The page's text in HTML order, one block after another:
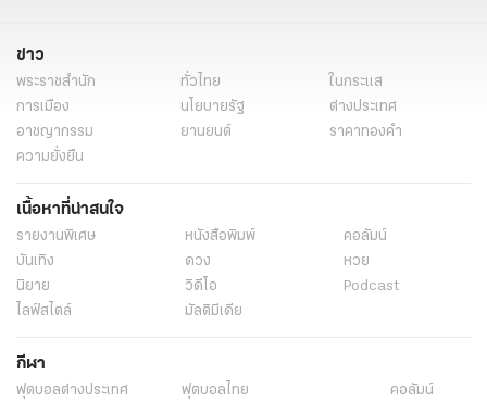
ข่าว
พระราชสำนัก ทั่วไทย
ในกระแส
การเมือง
นโยบายรัฐ
ต่างประเทศ
อาชญากรรม
ยานยนต์
ราคาทองคำ
ความยั่งยืน
เนื้อหาที่น่าสนใจ
รายงานพิเศษ หนังสือพิมพ์
คอลัมน์
บันเทิง
ดวง
หวย
นิยาย
วิดีโอ
Podcast
ไลฟ์สไตล์
มัลติมีเดีย
กีฬา
ฟุตบอลต่่างประเทศ ฟุตบอลไทย
คอลัมน์